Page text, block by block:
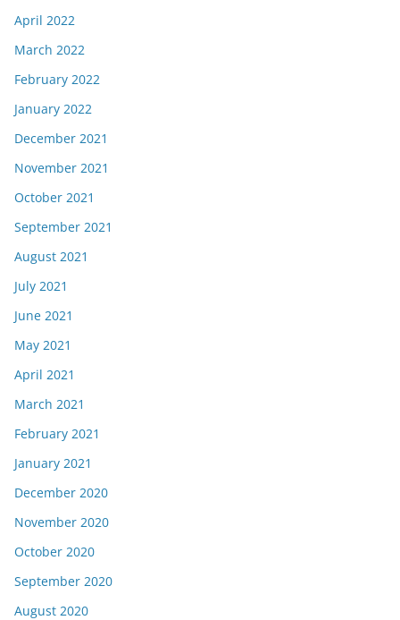
April 2022
March 2022
February 2022
January 2022
December 2021
November 2021
October 2021
September 2021
August 2021
July 2021
June 2021
May 2021
April 2021
March 2021
February 2021
January 2021
December 2020
November 2020
October 2020
September 2020
August 2020